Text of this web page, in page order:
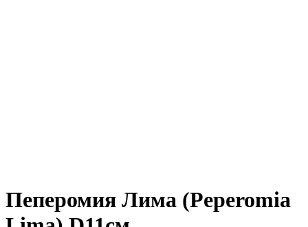
Пеперомия Лима (Peperomia